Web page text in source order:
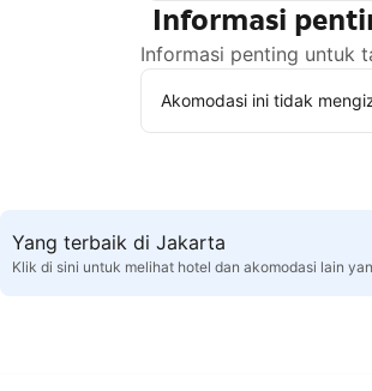
Informasi
Informasi penting untuk
Akomodasi ini tidak
Yang terbaik di Jakarta
Klik di sini untuk melihat hotel dan akomodasi lain